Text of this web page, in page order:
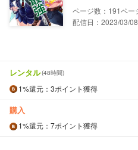
191
配信日：2023/03/08
レンタル(48時間)
1%還元 ：3ポイント獲得
購入
1%還元 ：7ポイント獲得